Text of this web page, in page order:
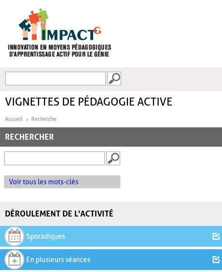
FORMULAIRE DE
VIGNETTES DE PÉDAGOGIE ACTIVE
Accueil Recherche
RECHERCHER
Voir tous les mots-clés
DÉROULEMENT DE L'ACTIVITÉ
Sporadiques
En plusieurs séances